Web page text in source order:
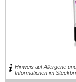
Hinweis auf Allergene
Informationen im